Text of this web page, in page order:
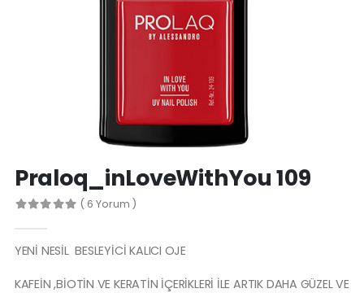
Spa Top Coat 10 ml
Spa Manicure Nourishing Base C
Praloq_inLoveWithYou 109
( 6 Yorum )
YENİ NESİL BESLEYİCİ KALICI OJE
KAFEİN ,BİOTİN VE KERATİN İÇERİKLERİ İLE ARTIK DAHA GÜZEL VE